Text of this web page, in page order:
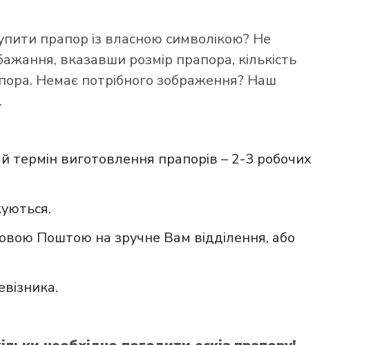
прапор із власною символікою? Не
вказавши розмір прапора, кількість
Немає потрібного зображення? Наш
виготовлення прапорів – 2-3 робочих
Поштою на зручне Вам відділення, або